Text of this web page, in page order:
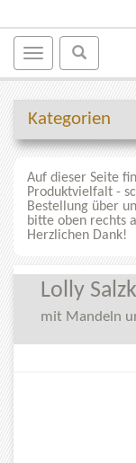
Kategorien
Auf dieser Seite
Produktvielfalt -
Bestellung über
bitte oben rechts
Herzlichen Dank!
Lolly
mit Mandeln